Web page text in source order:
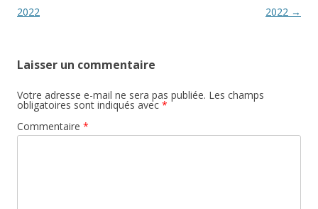
articles
2022
2022 →
Laisser un commentaire
Votre adresse e-mail ne sera pas publiée. Les champs
obligatoires sont indiqués avec *
Commentaire *